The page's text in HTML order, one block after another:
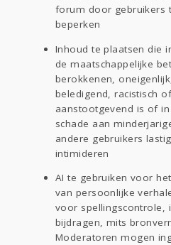
forum door gebruikers
beperken
Inhoud te plaatsen die
de maatschappelijke
berokkenen,
beledigend, racistisch
aanstootgevend is of
schade aan
andere gebruikers
intimideren
AI te gebruiken voor
van persoonlijke
voor spellingscontrole,
bijdragen, mits
Moderatoren mogen